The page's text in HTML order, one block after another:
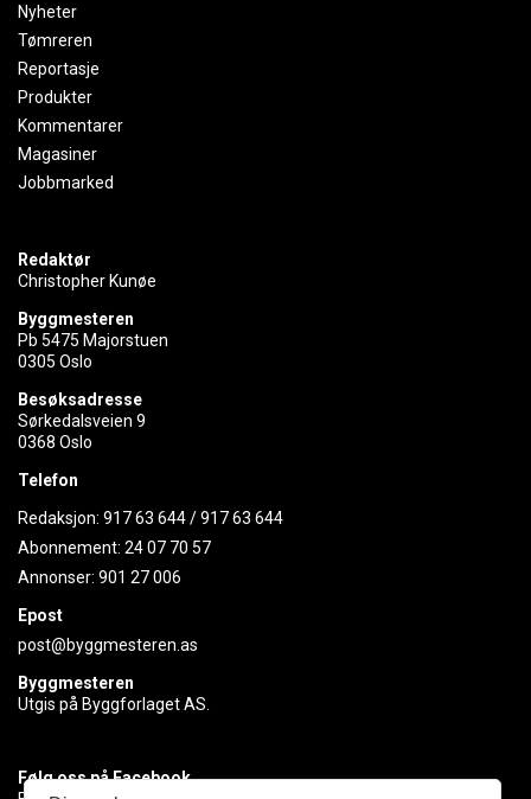
Nyheter
Tømreren
Reportasje
Produkter
Kommentarer
Magasiner
Jobbmarked
Redaktør
Christopher Kunøe
Byggmesteren
Pb 5475 Majorstuen
0305 Oslo
Besøksadresse
Sørkedalsveien 9
0368 Oslo
Telefon
Redaksjon: 917 63 644/917 63 644
Abonnement: 24 07 70 57
Annonser: 901 27 006
Epost
post@byggmesteren.as
Byggmesteren
Utgis på Byggforlaget AS.
Følg oss på Facebook